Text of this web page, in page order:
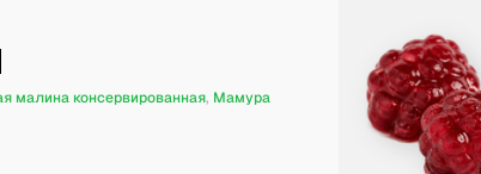
малина консервированная, Мамура